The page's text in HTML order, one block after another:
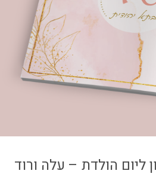
ליום הולדת – עלה ורוד